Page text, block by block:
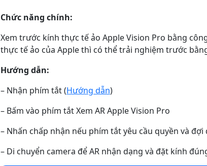
Chức năng chính:
Xem trước kính thực tế ảo Apple Vision Pro bằng
thực tế ảo của Apple thì có thể trải nghiệm trước
Hướng dẫn:
– Nhận phím tắt (Hướng dẫn)
– Bấm vào phím tắt Xem AR Apple Vision Pro
– Nhấn chấp nhận nếu phím tắt yêu cầu quyền và
– Di chuyển camera để AR nhận dạng và đặt kính